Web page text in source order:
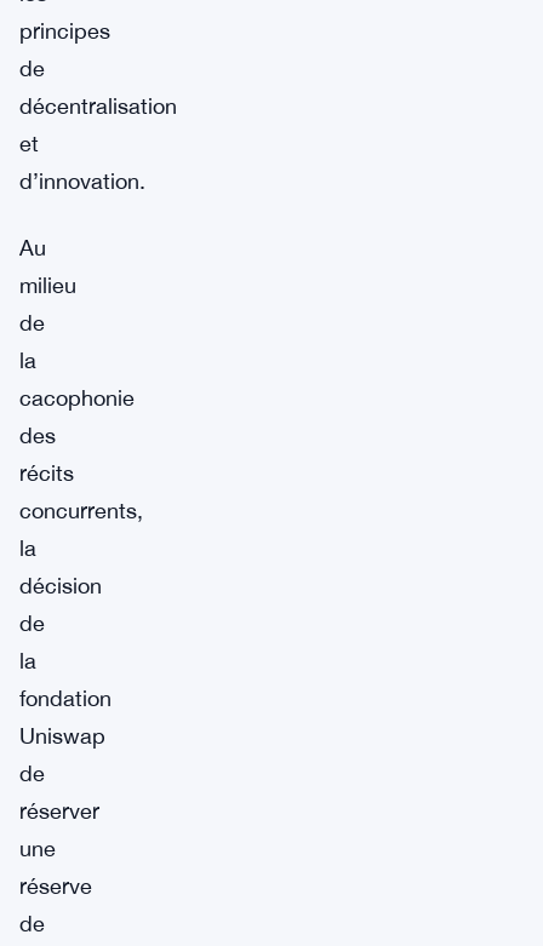
principes
de
décentralisation
et
d’innovation.
Au
milieu
de
la
cacophonie
des
récits
concurrents,
la
décision
de
la
fondation
Uniswap
de
réserver
une
réserve
de